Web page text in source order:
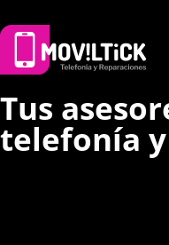
Tus
telefonía